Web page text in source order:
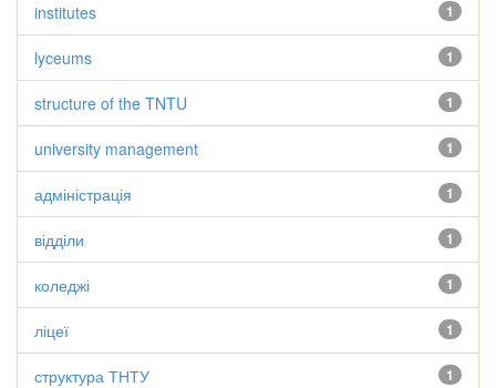
1
institutes
1
lyceums
1
structure of the TNTU
1
university management
1
адміністрація
1
відділи
1
коледжі
1
ліцеї
1
структура ТНТУ